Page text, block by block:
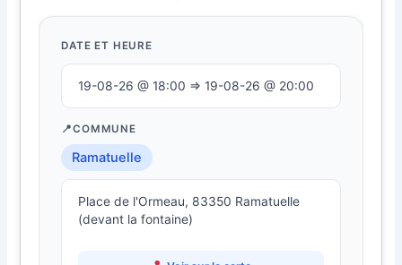
DATE ET HEURE
19-08-26 @ 18:00 ⇒ 19-08-26 @ 20:00
COMMUNE
Ramatuelle
Place de l'Ormeau, 83350 Ramatuelle
(devant la fontaine)